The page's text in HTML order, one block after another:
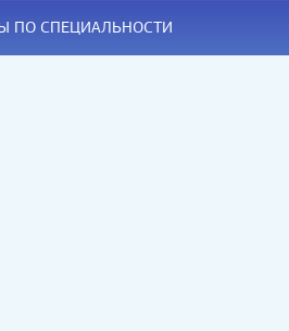
ПО СПЕЦИАЛЬНОСТИ